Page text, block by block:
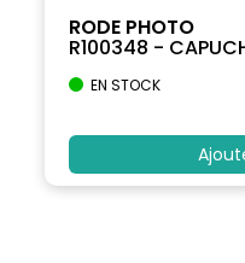
RODE PHOTO
R100348 -
EN STOCK